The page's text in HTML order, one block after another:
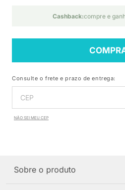
Cashback:compre e
Consulte o frete e prazo de entrega:
NÃO SEI MEU CEP
Sobre o produto